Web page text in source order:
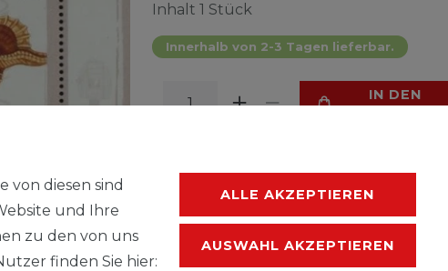
Inhalt 1 Stück
Innerhalb von 2-3 Tagen lieferbar.
IN DEN
WARENKORB
von diesen sind
und Ihre
zu den von uns
finden Sie hier:
ALLE AKZEPTIEREN
AUSWAHL AKZEPTIEREN